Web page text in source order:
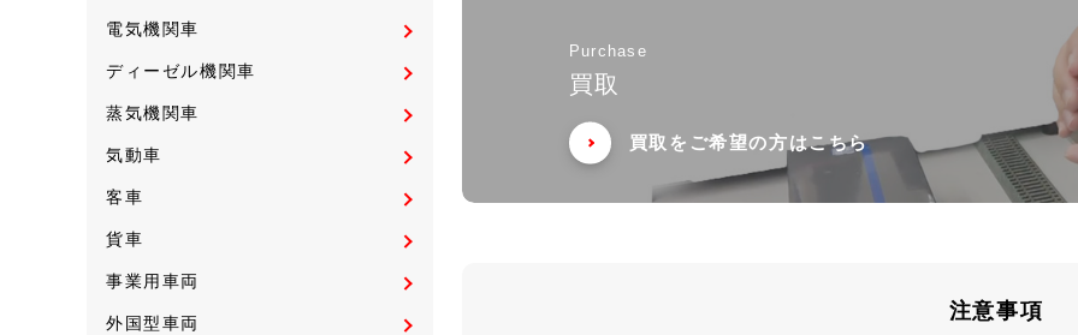
電気機関車
ディーゼル機関車
蒸気機関車
気動車
客車
貨車
事業用車両
外国型車両
Purchase
買取
買取をご希望の方はこちら
注意事項